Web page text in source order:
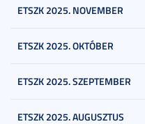
ETSZK 2025. NOVEMBER
ETSZK 2025. OKTÓBER
ETSZK 2025. SZEPTEMBER
ETSZK 2025. AUGUSZTUS